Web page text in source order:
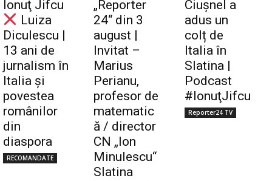
Ionuţ Jifcu
Luiza
Diculescu |
13 ani de
jurnalism în
Italia și
povestea
românilor
din
diaspora
RECOMANDATE
„Reporter
24“ din 3
august |
Invitat –
Marius
Perianu,
profesor de
matematic
ă / director
CN „Ion
Minulescu“
Slatina
Ciuşnel a
adus un
colț de
Italia în
Slatina |
Podcast
#IonuţJifcu
Reporter24 TV